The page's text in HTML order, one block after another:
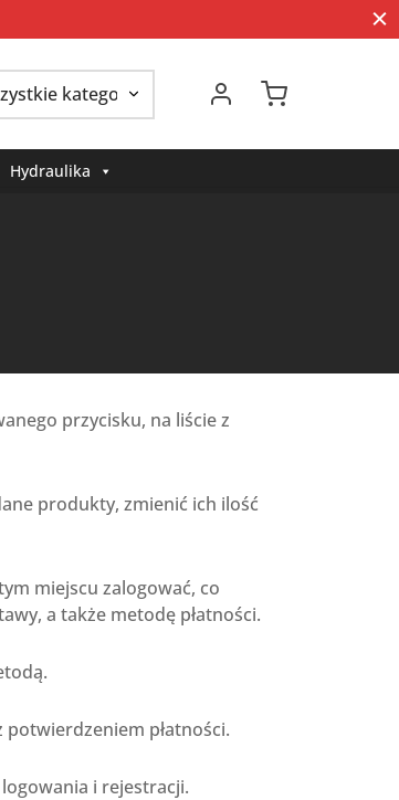
Hydraulika
przycisku, na liście z
produkty, zmienić ich ilość
miejscu zalogować, co
a także metodę płatności.
płatności.
i rejestracji.